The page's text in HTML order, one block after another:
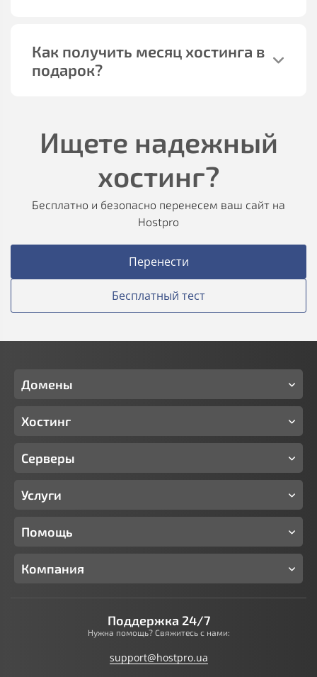
Как получить месяц хостинга в
подарок?
Ищете надежный
хостинг?
Бесплатно и безопасно перенесем ваш сайт на
Hostpro
Перенести
Бесплатный тест
Домены
Хостинг
Серверы
Услуги
Помощь
Компания
Поддержка 24/7
Нужна помощь? Свяжитесь с нами:
support@hostpro.ua